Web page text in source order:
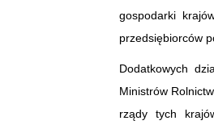
gospodarki
przedsiębiorców
Dodatkowych
Ministrów
rządy tych